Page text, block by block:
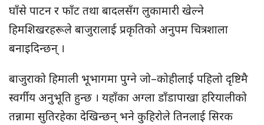
घाँसे पाटन र फाँट तथा बादलसँग लुकामारी खेल्ने
हिमशिखरहरूले बाजुरालाई प्रकृतिको अनुपम चित्रशाला
बनाइदिन्छन् ।
बाजुराको हिमाली भूभागमा पुग्ने जो–कोहीलाई पहिलो दृष्टिमै
स्वर्गीय अनुभूति हुन्छ । यहाँका अग्ला डाँडापाखा हरियालीको
तन्नामा सुतिरहेका देखिन्छन् भने कुहिरोले तिनलाई सिरक